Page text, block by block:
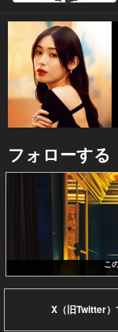
フォローする
こ
X（旧Twitter